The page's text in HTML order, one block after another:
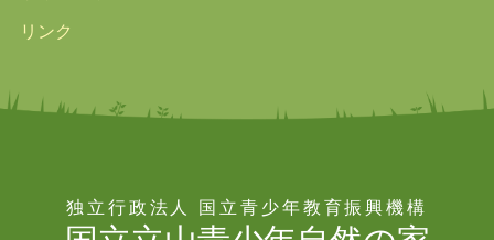
リンク
独立行政法人 国立青少年教育振興機構